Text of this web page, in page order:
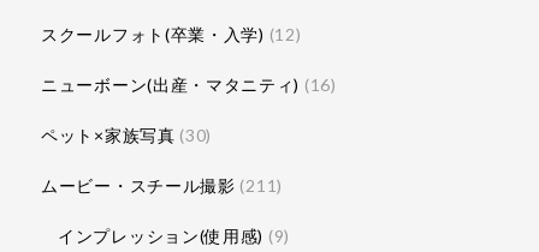
スクールフォト(卒業・入学) (12)
ニューボーン(出産・マタニティ) (16)
ペット×家族写真 (30)
ムービー・スチール撮影 (211)
インプレッション(使用感) (9)